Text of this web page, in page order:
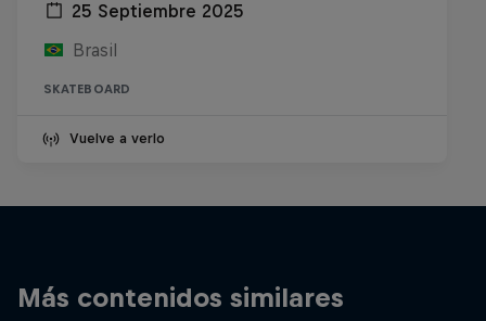
25 Septiembre 2025
Brasil
SKATEBOARD
Vuelve a verlo
Más contenidos similares